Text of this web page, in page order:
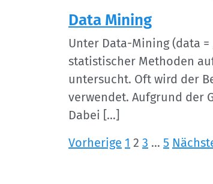
Data Mining
Unter Data-Mining (data
statistischer Methoden
untersucht. Oft wird der
verwendet. Aufgrund der
Dabei […]
Vorherige 1 2 3 … 5